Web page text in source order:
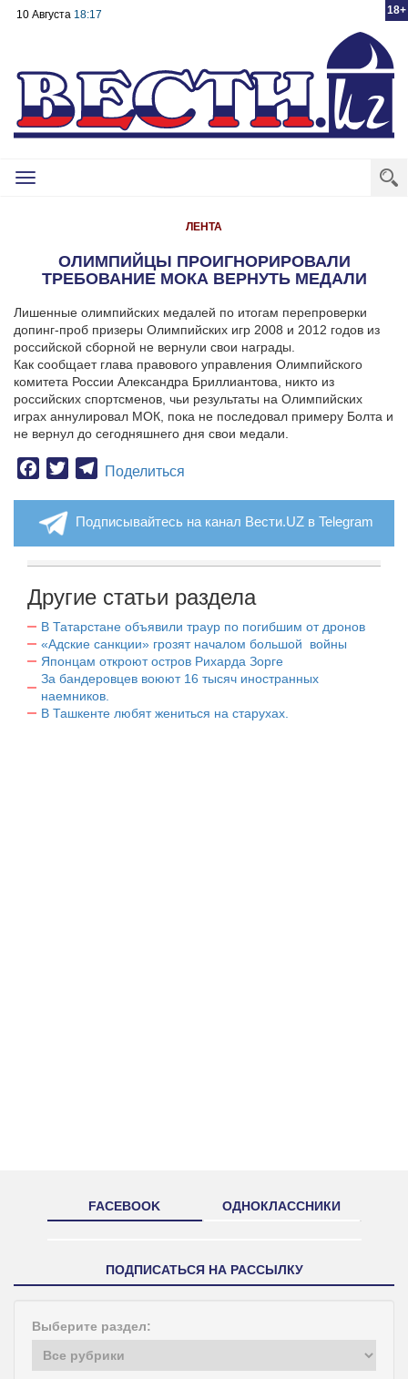
18+
10 Августа 18:17
Toggle
ЛЕНТА
ОЛИМПИЙЦЫ ПРОИГНОРИРОВАЛИ
ТРЕБОВАНИЕ МОКА ВЕРНУТЬ МЕДАЛИ
Лишенные олимпийских медалей по итогам перепроверки
допинг-проб призеры Олимпийских игр 2008 и 2012 годов из
российской сборной не вернули свои награды.
Как сообщает глава правового управления Олимпийского
комитета России Александра Бриллиантова, никто из
российских спортсменов, чьи результаты на Олимпийских
играх аннулировал МОК, пока не последовал примеру Болта и
не вернул до сегодняшнего дня свои медали.
Facebook
TwitterTelegram
Поделиться
Подписывайтесь на канал Вести.UZ в Telegram
Другие статьи раздела
В Татарстане объявили траур по погибшим от дронов
«Адские санкции» грозят началом большой войны
Японцам откроют остров Рихарда Зорге
За бандеровцев воюют 16 тысяч иностранных
наемников.
В Ташкенте любят жениться на старухах.
FACEBOOK ОДНОКЛАССНИКИ
ПОДПИСАТЬСЯ НА РАССЫЛКУ
Выберите раздел: